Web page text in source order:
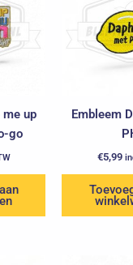
me up
go
Embleem
€5,99